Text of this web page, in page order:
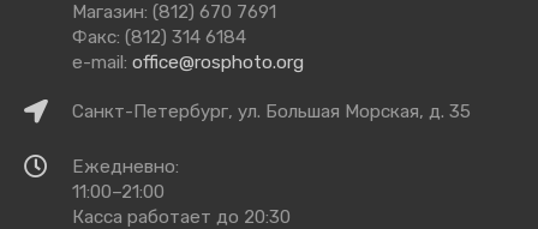
нами
Магазин: (812) 670 7691
Факс: (812) 314 6184
e-mail: office@rosphoto.org
КакСанкт-Петербург, ул. Большая Морская, д. 35
Время
работы
Ежедневно:
11:00–21:00
Касса работает до 20:30